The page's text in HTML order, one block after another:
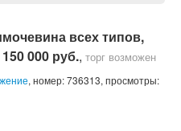
всех типов,
150 000 руб., торг возможен
, номер: 736313, просмотры: